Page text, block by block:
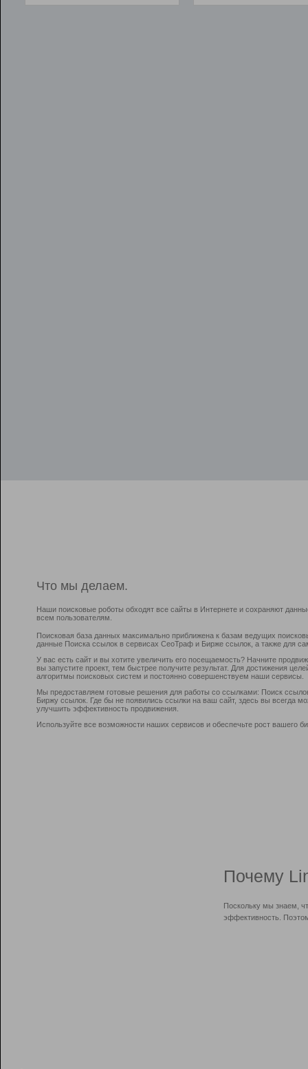
Что мы делаем.
Наши поисковые роботы обходят все сайты в Интернете и сохраняют
всем пользователям.
Поисковая база данных максимально приближена к базам ведущих
данные Поиска ссылок в сервисах СеоТраф и Бирже ссылок, а также для
У вас есть сайт и вы хотите увеличить его посещаемость? Начните
вы запустите проект, тем быстрее получите результат. Для достижения
алгоритмы поисковых систем и постоянно совершенствуем наши сервисы.
Мы предоставляем готовые решения для работы со ссылками: Поиск
Биржу ссылок. Где бы не появились ссылки на ваш сайт, здесь вы всегда
улучшить эффективность продвижения.
Используйте все возможности наших сервисов и обеспечьте рост вашего
Почему
Поскольку мы знаем,
эффективность.